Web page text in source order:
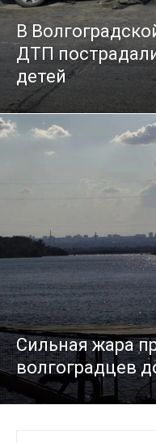
В
ДТП
детей
Сильная жара
волгоградцев